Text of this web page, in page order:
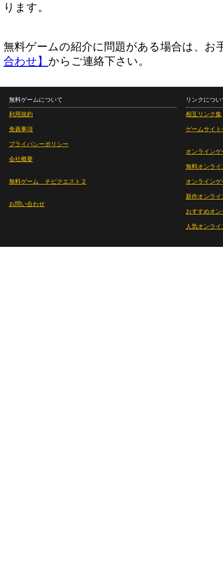
ります。
無料ゲームの紹介に問題がある場合は、お
合わせ】 からご連絡下さい。
無料ゲームについて
利用規約
免責事項
プライバシーポリシー
会社概要
無料ゲーム チビクエスト２
お問い合わせ
リンクについ
相互リンク集
ゲームサイト
オンラインゲ
無料オンライ
オンライン
新作オンライ
おすすめオ
人気オンラ